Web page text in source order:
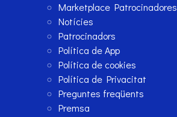
Marketplace Patrocinadores
Notícies
Patrocinadors
Política de App
Política de cookies
Política de Privacitat
Preguntes freqüents
Premsa